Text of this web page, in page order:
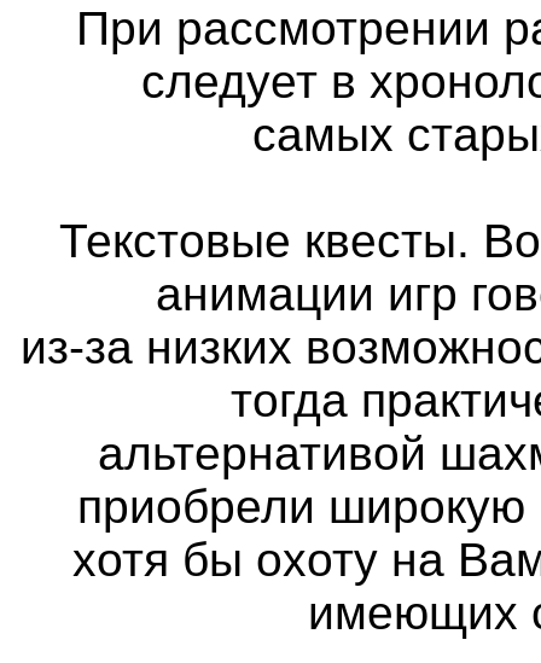
При рассмотрении
следует в
самых
Текстовые квесты.
анимации игр
из-за низких
тогда
альтернативой
приобрели широкую
хотя бы охоту на
имеющих